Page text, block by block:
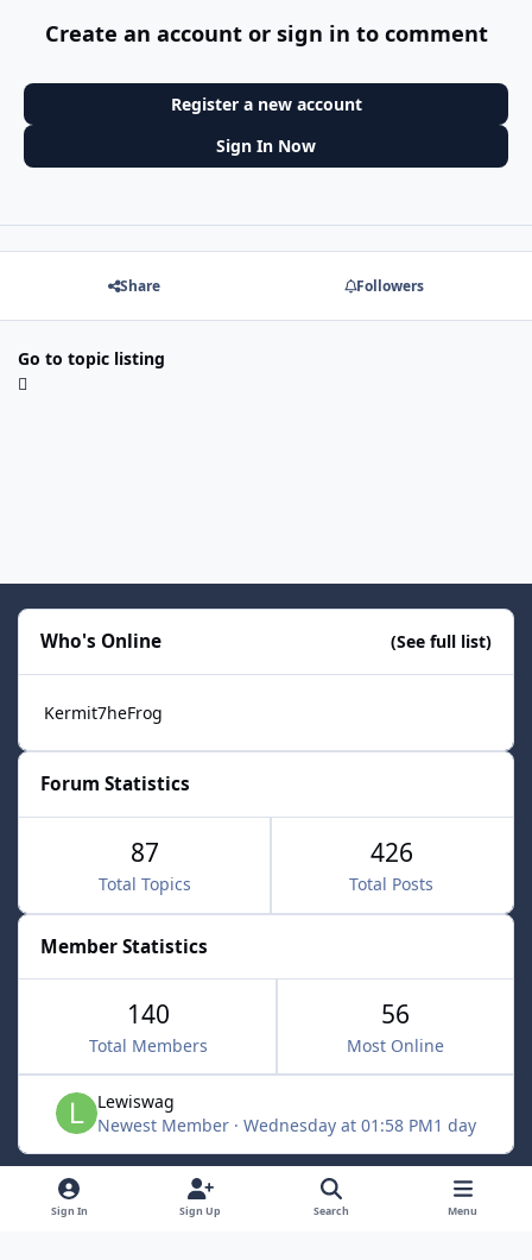
Create an account or sign in to comment
Register a new account
Sign In Now
Share Followers
Go to topic listing
Who's Online (See full list)
Kermit7heFrog
Forum Statistics
Total Topics
87
Total Posts
426
Member Statistics
140
Total Members
56
Most Online
Lewiswag
Newest Member · Wednesday at 01:58 PM1 day
Light ModeDark ModeSystem Preference
d
Sign In Sign Up Search Menu